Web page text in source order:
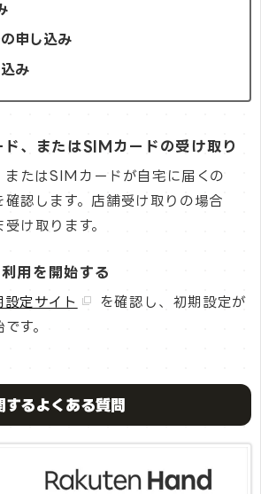
申し込み
み
、またはSIMカードの受け取り
たはSIMカードが自宅に届くの
認します。店舗受け取りの場合
け取ります。
用を開始する
設定サイト
を確認し、初期設定が
す。
るよくある質問